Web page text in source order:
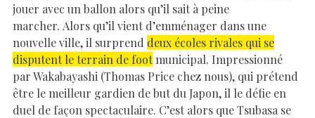
jouer avec un ballon alors qu’il sait à peine
marcher. Alors qu’il vient d’emménager dans une
nouvelle ville, il surprend deux écoles rivales qui se
disputent le terrain de footmunicipal. Impressionné
par Wakabayashi (Thomas Price chez nous), qui prétend
être le meilleur gardien de but du Japon, il le défie en
duel de façon spectaculaire. C’est alors que Tsubasa se